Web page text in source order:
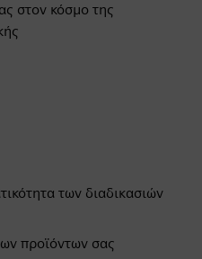
στον κόσμο της
των διαδικασιών
προϊόντων σας